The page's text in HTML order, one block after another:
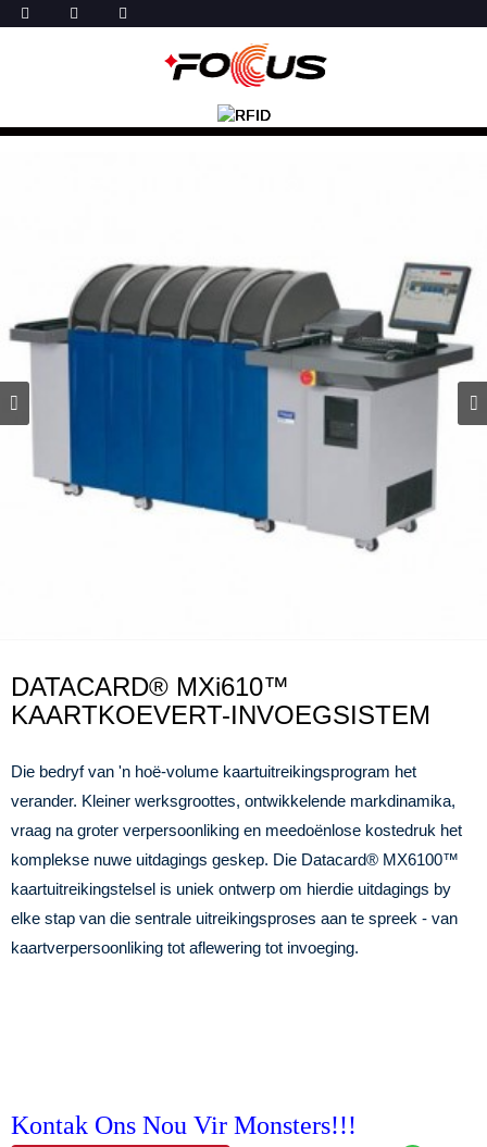
DATACARD® MXi610™
KAARTKOEVERT-INVOEGSISTEM
Die bedryf van 'n hoë-volume kaartuitreikingsprogram het
verander. Kleiner werksgroottes, ontwikkelende markdinamika,
vraag na groter verpersoonliking en meedoënlose kostedruk het
komplekse nuwe uitdagings geskep. Die Datacard® MX6100™
kaartuitreikingstelsel is uniek ontwerp om hierdie uitdagings by
elke stap van die sentrale uitreikingsproses aan te spreek - van
kaartverpersoonliking tot aflewering tot invoeging.
Kontak Ons Nou Vir Monsters!!!